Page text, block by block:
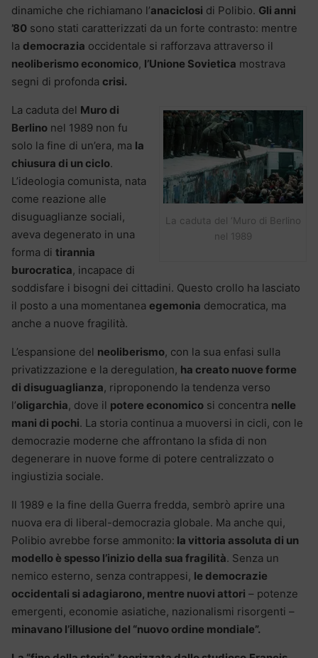
dinamiche che richiamano l’anaciclosi di Polibio. Gli anni
’80 sono stati caratterizzati da un forte contrasto: mentre
la democrazia occidentale si rafforzava attraverso il
neoliberismo economico, l’Unione Sovietica mostrava
segni di profonda crisi.
La caduta del ‘Muro di Berlino
nel 1989
La caduta del Muro di
Berlino nel 1989 non fu
solo la fine di un’era, ma la
chiusura di un ciclo.
L’ideologia comunista, nata
come reazione alle
disuguaglianze sociali,
aveva degenerato in una
forma di tirannia
burocratica, incapace di
soddisfare i bisogni dei cittadini. Questo crollo ha lasciato
il posto a una momentanea egemonia democratica, ma
anche a nuove fragilità.
L’espansione del neoliberismo, con la sua enfasi sulla
privatizzazione e la deregulation, ha creato nuove forme
di disuguaglianza, riproponendo la tendenza verso
l’oligarchia, dove il potere economico si concentra nelle
mani di pochi. La storia continua a muoversi in cicli, con le
democrazie moderne che affrontano la sfida di non
degenerare in nuove forme di potere centralizzato o
ingiustizia sociale.
Il 1989 e la fine della Guerra fredda, sembrò aprire una
nuova era di liberal-democrazia globale. Ma anche qui,
Polibio avrebbe forse ammonito: la vittoria assoluta di un
modello è spesso l’inizio della sua fragilità. Senza un
nemico esterno, senza contrappesi, le democrazie
occidentali si adagiarono, mentre nuovi attori – potenze
emergenti, economie asiatiche, nazionalismi risorgenti –
minavano l’illusione del “nuovo ordine mondiale”.